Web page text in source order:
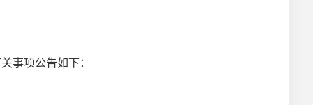
事项公告如下：